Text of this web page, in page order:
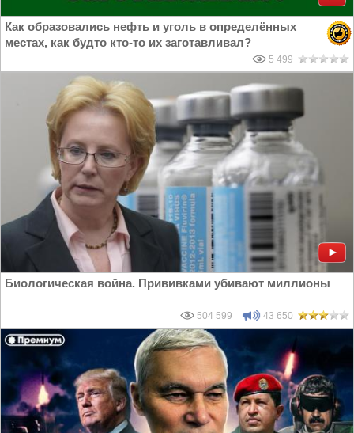
Как образовались нефть и уголь в определённых
местах, как будто кто-то их заготавливал?
5 499
Биологическая война. Прививками убивают миллионы
504 599 43 650